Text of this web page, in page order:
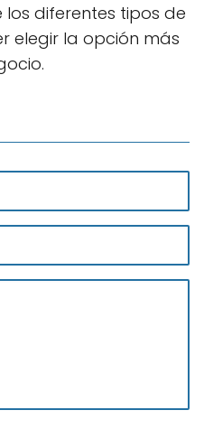
diferentes tipos de
elegir la opción más